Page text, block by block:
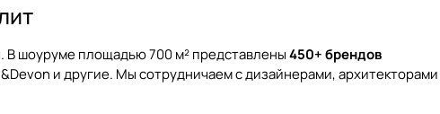
. В шоуруме площадью 700 м² представлены450+ брендов
и другие. Мы сотрудничаем с дизайнерами, архитекторами